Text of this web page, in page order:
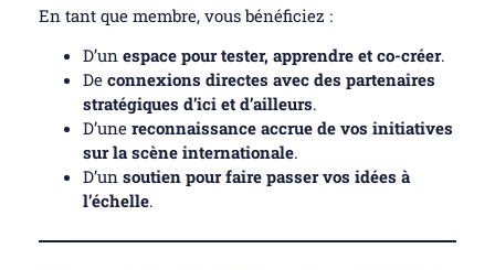
En tant que membre, vous bénéficiez :
D’un espace pour tester, apprendre et co-créer.
De connexions directes avec des partenaires
stratégiques d’ici et d’ailleurs.
D’une reconnaissance accrue de vos initiatives
sur la scène internationale.
D’un soutien pour faire passer vos idées à
l’échelle.